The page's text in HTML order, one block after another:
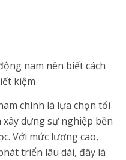
nam nên biết cách
kiệm
chính là lựa chọn tối
dựng sự nghiệp bền
Với mức lương cao,
triển lâu dài, đây là